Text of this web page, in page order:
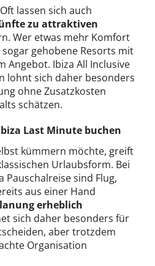
lassen sich auch
zu attraktiven
Wer etwas mehr Komfort
gehobene Resorts mit
Angebot. Ibiza All Inclusive
lohnt sich daher besonders
ohne Zusatzkosten
schätzen.
Last Minute buchen
kümmern möchte, greift
Urlaubsform. Bei
Pauschalreise sind Flug,
aus einer Hand
erheblich
sich daher besonders für
aber trotzdem
Organisation